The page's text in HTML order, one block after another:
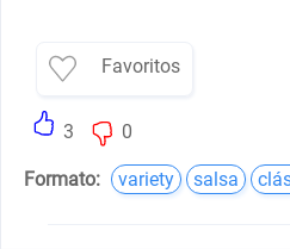
Favoritos
3 0
Formato: variety salsa